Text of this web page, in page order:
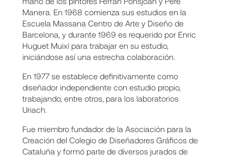
Manera. En 1968 comienza sus estudios en la
Escuela Massana Centro de Arte y Diseño de
Barcelona, y durante 1969 es requerido por Enric
Huguet Muixí para trabajar en su estudio,
iniciándose así una estrecha colaboración.
En 1977 se establece definitivamente como
diseñador independiente con estudio propio,
trabajando, entre otros, para los laboratorios
Uriach.
Fue miembro fundador de la Asociación para la
Creación del Colegio de Diseñadores Gráficos de
Cataluña y formó parte de diversos jurados de